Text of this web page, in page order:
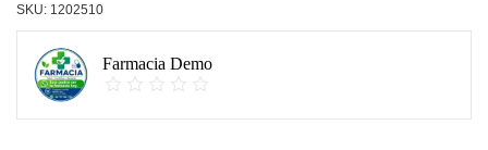
SKU: 1202510
Farmacia Demo